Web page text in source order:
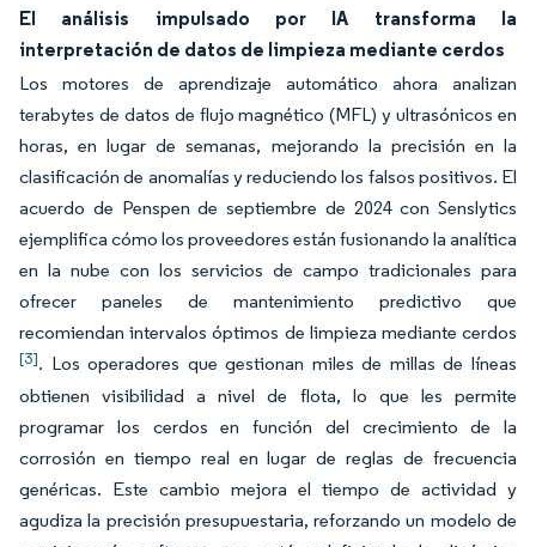
El análisis impulsado por IA transforma la
interpretación de datos de limpieza mediante cerdos
Los motores de aprendizaje automático ahora analizan
terabytes de datos de flujo magnético (MFL) y ultrasónicos en
horas, en lugar de semanas, mejorando la precisión en la
clasificación de anomalías y reduciendo los falsos positivos. El
acuerdo de Penspen de septiembre de 2024 con Senslytics
ejemplifica cómo los proveedores están fusionando la analítica
en la nube con los servicios de campo tradicionales para
ofrecer paneles de mantenimiento predictivo que
recomiendan intervalos óptimos de limpieza mediante cerdos
[3]. Los operadores que gestionan miles de millas de líneas
obtienen visibilidad a nivel de flota, lo que les permite
programar los cerdos en función del crecimiento de la
corrosión en tiempo real en lugar de reglas de frecuencia
genéricas. Este cambio mejora el tiempo de actividad y
agudiza la precisión presupuestaria, reforzando un modelo de